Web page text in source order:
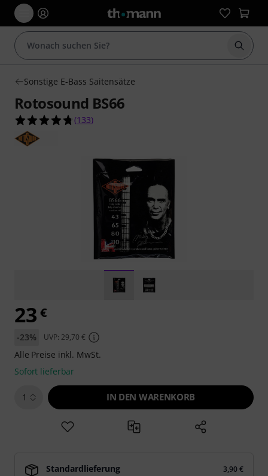
Suche
Sonstige E-Bass Saitensätze
Rotosound BS66
4.8 von 5 Sternen aus 133 Kundenbewertungen
(133)
23 €
-23% UVP: 29,70 €
Alle Preise inkl. MwSt.
Sofort lieferbar
1 IN DEN WARENKORB
Standardlieferung
3,90 €